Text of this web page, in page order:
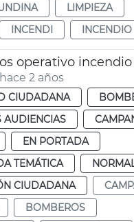
LIMPIEZA
INCENDI INCENDIO
2 años
CIUDADANA
AUDIENCIAS
EN PORTADA
TEMÁTICA
CIUDADANA
BOMBEROS